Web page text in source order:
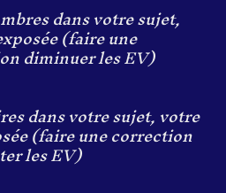
dans votre sujet,
(faire une
diminuer les EV)
dans votre sujet, votre
(faire une correction
les EV)